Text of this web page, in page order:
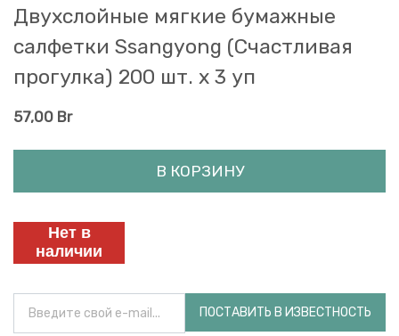
Двухслойные мягкие бумажные
салфетки Ssangyong (Счастливая
прогулка) 200 шт. х 3 уп
57,00 Br
В КОРЗИНУ
Нет в
наличии
ПОСТАВИТЬ В ИЗВЕСТНОСТЬ